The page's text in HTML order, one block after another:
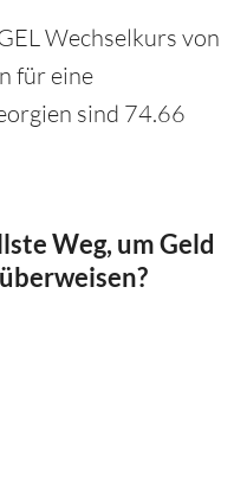
Wechselkurs von
für eine
sind 74.66
Weg, um Geld